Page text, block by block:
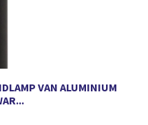
VAN ALUMINIUM